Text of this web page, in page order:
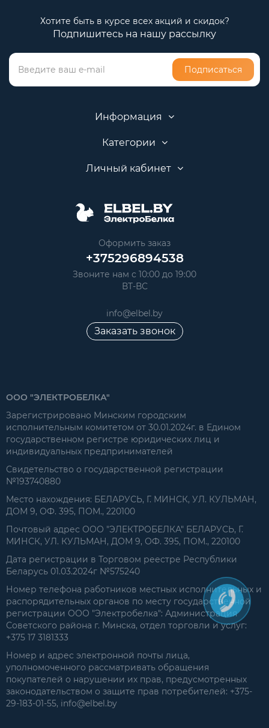
Хотите быть в курсе всех акций и скидок?
Подпишитесь на нашу рассылку
Подписаться
Информация
Категории
Личный кабинет
Оформить заказ
+375296894538
Звоните нам с 10:00 до 19:00
ВТ-ВС
info@elbel.by
Заказать звонок
ООО "ЭЛЕКТРОБЕЛКА"
Зарегистрировано Минским городским
исполнительным комитетом от 30.01.2024г. в Едином
государственном регистре юридических лиц и
индивидуальных предпринимателей
Свидетельство о государственной регистрации
№193740880
Место нахождения: БЕЛАРУСЬ, Г. МИНСК, УЛ. КУЛЬМАН,
ДОМ 9, ОФ. 395, ПОМ., 220100
Почтовый адрес ООО "ЭЛЕКТРОБЕЛКА" БЕЛАРУСЬ, Г.
МИНСК, УЛ. КУЛЬМАН, ДОМ 9, ОФ. 395, ПОМ., 220100
Дата регистрации в Торговом реестре Республики
Беларусь 01.03.2024г №575240
Номер телефона работников местных исполнительных и
распорядительных органов по месту государственной
регистрации ООО "Электробелка": Администрация
Советского района г. Минска, отдел торговли и услуг:
+375 17 3181333
Номер и адрес электронной почты лица,
уполномоченного рассматривать обращения
покупателей о нарушении их прав, предусмотренных
законодательством о защите прав потребителей: +375-
29-183-01-55, info@elbel.by